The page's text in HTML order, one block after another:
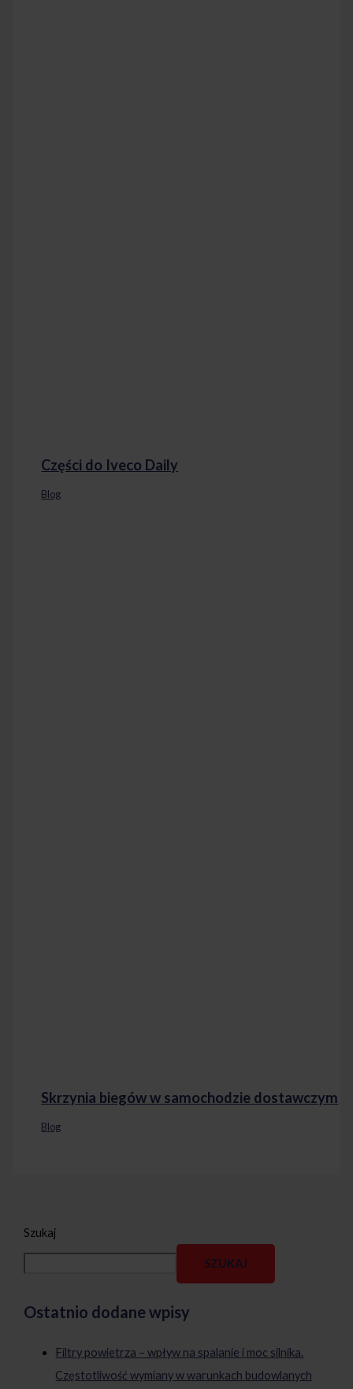
Części do Iveco Daily
Blog
Skrzynia biegów w samochodzie dostawczym
Blog
Szukaj
SZUKAJ
Ostatnio dodane wpisy
Filtry powietrza – wpływ na spalanie i moc silnika.
Częstotliwość wymiany w warunkach budowlanych